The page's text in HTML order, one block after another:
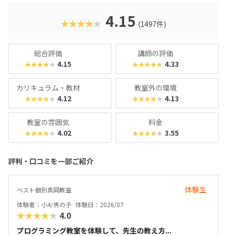
クに慣れている今の子どもでも、「安っぽい」「子どもっぽ
い」と思わず勉強に取り組めるでしょう。学習結果は通信簿
★★★★★ 4.15 (1497件)
総合評価
★★★★★ 4.15
講師の評価
★★★★★ 4.33
カリキュラム・教材
★★★★★ 4.12
教室外の環境
★★★★★ 4.13
教室の雰囲気
★★★★★ 4.02
料金
★★★★★ 3.55
評判・口コミを一部ご紹介
ベスト個別真岡教室 体験生
体験者：小4/男の子 体験日：2026/07
★★★★★ 4.0
プログラミング教室を体験して、先生の教え方...